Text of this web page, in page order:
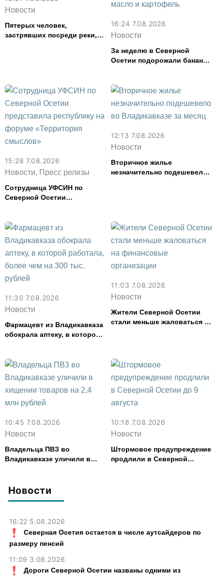
Новости
16:22 5.08.2026
Северная Осетия остается в числе аутсайдеров по
размеру пенсий
11:09 3.08.2026
Дороги Северной Осетии названы одними из
Новости
Пятерых человек,
застрявших посреди реки,
16:24 7.08.2026
Новости
За неделю в Северной
Осетии подорожали бананы
картофель
15:28 7.08.2026
Новости, Пресс релизы
Сотрудница УФСИН по
Северной Осетии
смыслов»
12:13 7.08.2026
Новости
Вторичное жилье
незначительно подешевело
11:30 7.08.2026
Новости
Фармацевт из Владикавказа
обокрала аптеку, в которой
11:03 7.08.2026
Новости
Жители Северной Осетии
стали меньше жаловаться на
10:45 7.08.2026
Новости
Владельца ПВЗ во
Владикавказе уличили в
10:18 7.08.2026
Новости
Штормовое предупреждение
продлили в Северной